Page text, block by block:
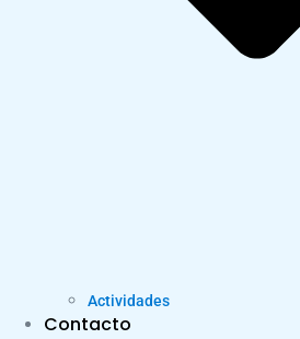
Actividades
Contacto